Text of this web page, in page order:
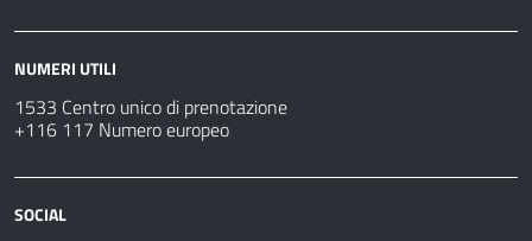
NUMERI UTILI
1533 Centro unico di prenotazione
+116 117 Numero europeo
SOCIAL